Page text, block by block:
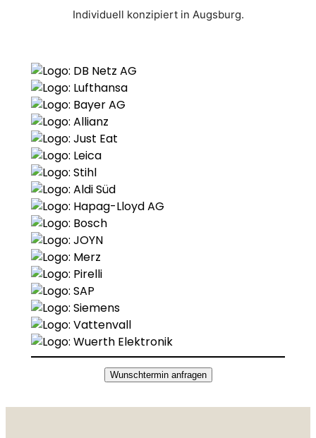
Individuell konzipiert in Augsburg.
Wunschtermin anfragen